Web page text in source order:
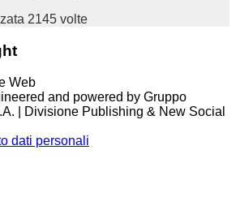
2145 volte
and powered by Gruppo
| Divisione Publishing & New Social
dati personali